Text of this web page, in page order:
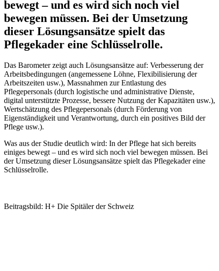
bewegt – und es wird sich noch viel
bewegen müssen. Bei der Umsetzung
dieser Lösungsansätze spielt das
Pflegekader eine Schlüsselrolle.
Das Barometer zeigt auch Lösungsansätze auf: Verbesserung der
Arbeitsbedingungen (angemessene Löhne, Flexibilisierung der
Arbeitszeiten usw.), Massnahmen zur Entlastung des
Pflegepersonals (durch logistische und administrative Dienste,
digital unterstützte Prozesse, bessere Nutzung der Kapazitäten usw.),
Wertschätzung des Pflegepersonals (durch Förderung von
Eigenständigkeit und Verantwortung, durch ein positives Bild der
Pflege usw.).
Was aus der Studie deutlich wird: In der Pflege hat sich bereits
einiges bewegt – und es wird sich noch viel bewegen müssen. Bei
der Umsetzung dieser Lösungsansätze spielt das Pflegekader eine
Schlüsselrolle.
Beitragsbild: H+ Die Spitäler der Schweiz